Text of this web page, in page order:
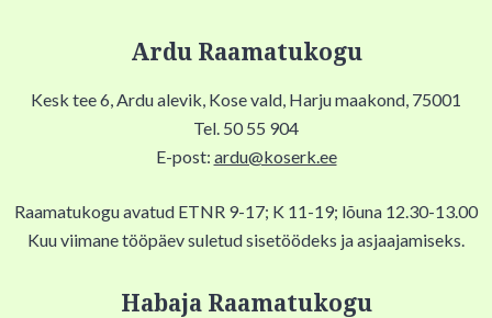
Ardu Raamatukogu
Kesk tee 6, Ardu alevik, Kose vald, Harju maakond, 75001
Tel. 50 55 904
E-post: ardu@koserk.ee
Raamatukogu avatud ETNR 9-17; K 11-19; lõuna 12.30-13.00
Kuu viimane tööpäev suletud sisetöödeks ja asjaajamiseks.
Habaja Raamatukogu